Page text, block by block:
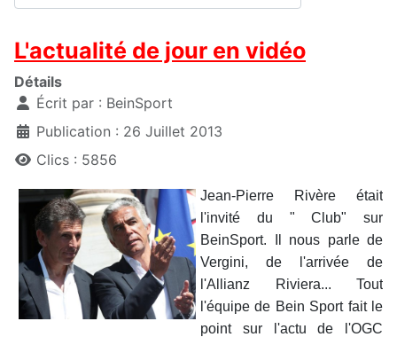
L'actualité de jour en vidéo
Détails
Écrit par : BeinSport
Publication : 26 Juillet 2013
Clics : 5856
Jean-Pierre Rivère était
l'invité du " Club" sur
BeinSport. Il nous parle de
Vergini, de l'arrivée de
l'Allianz Riviera... Tout
l'équipe de Bein Sport fait le
point sur l'actu de l'OGC